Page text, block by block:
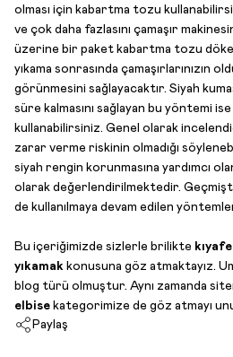
olması için kabartma tozu
ve çok daha fazlasını çamaşır
üzerine bir paket kabartma tozu
yıkama sonrasında çamaşırlarınızın
görünmesini sağlayacaktır. Siyah
süre kalmasını sağlayan bu yöntemi
kullanabilirsiniz. Genel olarak
zarar verme riskinin olmadığı
siyah rengin korunmasına yardımcı
olarak değerlendirilmektedir.
de kullanılmaya devam edilen
Bu içeriğimizde sizlerle brilikte
yıkamak konusuna göz atmaktayız.
blog türü olmuştur. Aynı zamanda
elbise kategorimize de göz atmayı
Paylaş